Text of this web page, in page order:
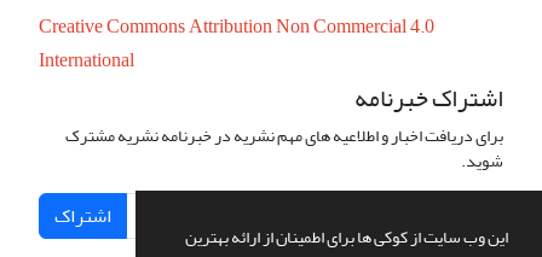
این وب سایت از کوکی ها برای اطمینان از ارائه بهترین
Creative Commons Attribution Non Commercial 4.0
International
اشتراک خبرنامه
برای دریافت اخبار و اطلاعیه های مهم نشریه در خبرنامه نشریه مشترک
شوید.
اشتراک